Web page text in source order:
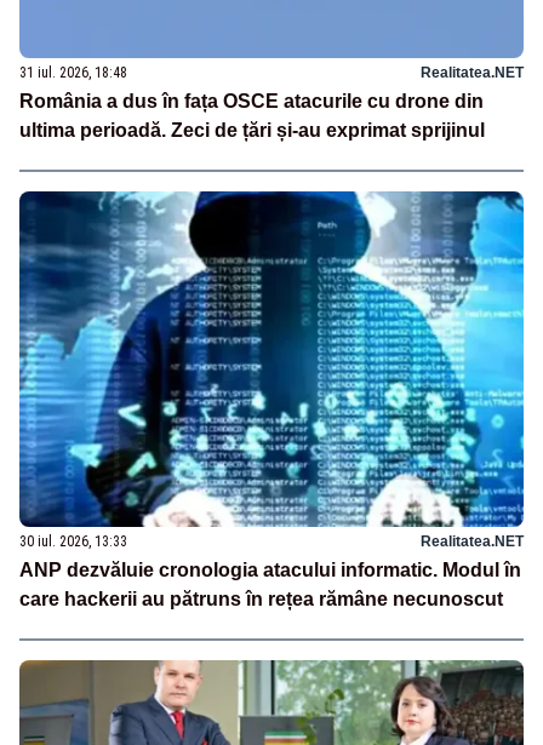
31 iul. 2026, 18:48 Realitatea.NET
România a dus în fața OSCE atacurile cu drone din
ultima perioadă. Zeci de țări și-au exprimat sprijinul
30 iul. 2026, 13:33 Realitatea.NET
ANP dezvăluie cronologia atacului informatic. Modul în
care hackerii au pătruns în rețea rămâne necunoscut